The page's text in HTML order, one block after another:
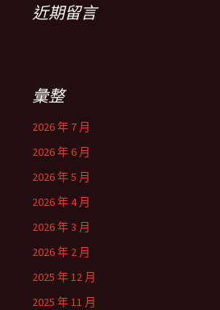
近期留言
彙整
2026 年 7 月
2026 年 6 月
2026 年 5 月
2026 年 4 月
2026 年 3 月
2026 年 2 月
2025 年 12 月
2025 年 11 月